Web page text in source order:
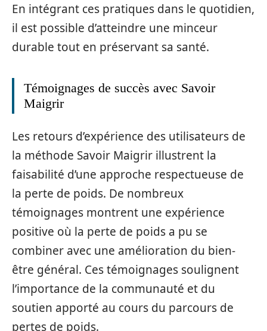
En intégrant ces pratiques dans le quotidien,
il est possible d’atteindre une minceur
durable tout en préservant sa santé.
Témoignages de succès avec Savoir
Maigrir
Les retours d’expérience des utilisateurs de
la méthode Savoir Maigrir illustrent la
faisabilité d’une approche respectueuse de
la perte de poids. De nombreux
témoignages montrent une expérience
positive où la perte de poids a pu se
combiner avec une amélioration du bien-
être général. Ces témoignages soulignent
l’importance de la communauté et du
soutien apporté au cours du parcours de
pertes de poids.